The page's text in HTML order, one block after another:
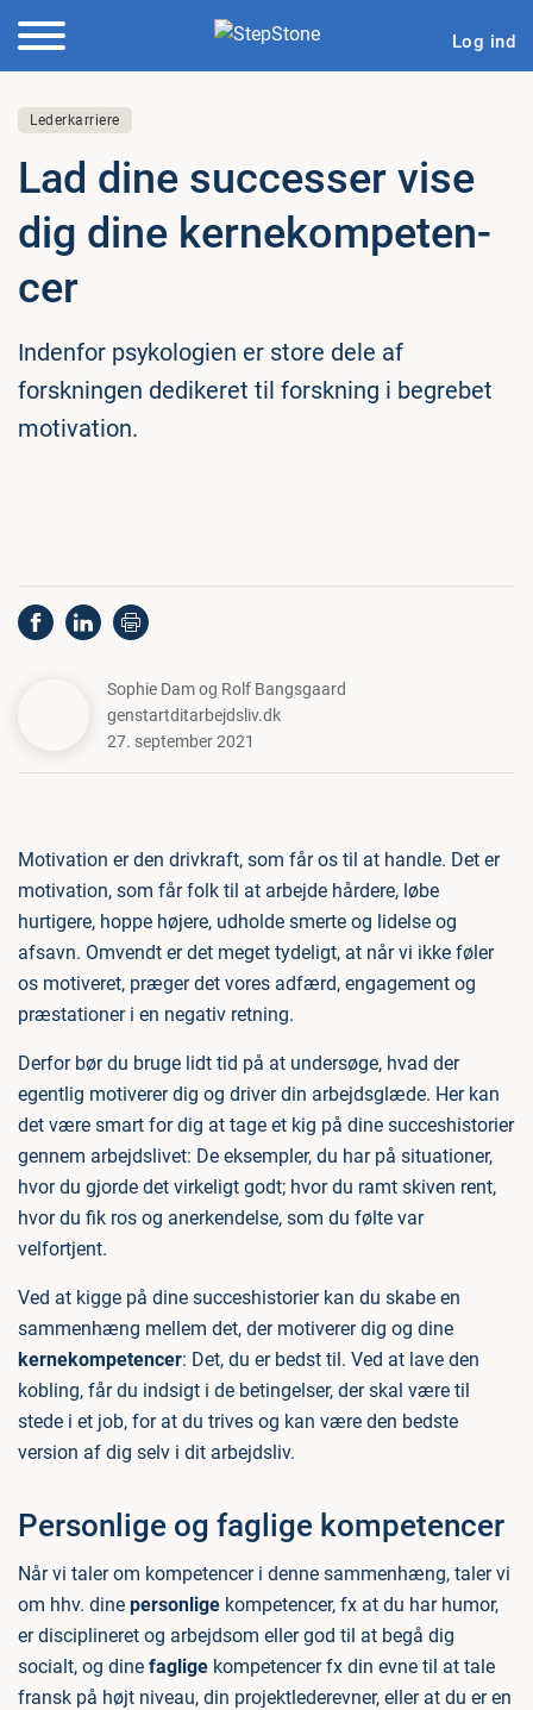
Log ind
Lederkarriere
Lad dine successer vise
dig dine ker­ne­kom­pe­ten­
cer
Indenfor psykologien er store dele af
forskningen dedikeret til forskning i begrebet
motivation.
Sophie Dam og Rolf Bangsgaard
genstartditarbejdsliv.dk
27. september 2021
Motivation er den drivkraft, som får os til at handle. Det er
motivation, som får folk til at arbejde hårdere, løbe
hurtigere, hoppe højere, udholde smerte og lidelse og
afsavn. Omvendt er det meget tydeligt, at når vi ikke føler
os motiveret, præger det vores adfærd, engagement og
præstationer i en negativ retning.
Derfor bør du bruge lidt tid på at undersøge, hvad der
egentlig motiverer dig og driver din arbejdsglæde. Her kan
det være smart for dig at tage et kig på dine succeshistorier
gennem arbejdslivet: De eksempler, du har på situationer,
hvor du gjorde det virkeligt godt; hvor du ramt skiven rent,
hvor du fik ros og anerkendelse, som du følte var
velfortjent.
Ved at kigge på dine succeshistorier kan du skabe en
sammenhæng mellem det, der motiverer dig og dine
kernekompetencer: Det, du er bedst til. Ved at lave den
kobling, får du indsigt i de betingelser, der skal være til
stede i et job, for at du trives og kan være den bedste
version af dig selv i dit arbejdsliv.
Personlige og faglige kompetencer
Når vi taler om kompetencer i denne sammenhæng, taler vi
om hhv. dine personlige kompetencer, fx at du har humor,
er disciplineret og arbejdsom eller god til at begå dig
socialt, og dine faglige kompetencer fx din evne til at tale
fransk på højt niveau, din projektlederevner, eller at du er en